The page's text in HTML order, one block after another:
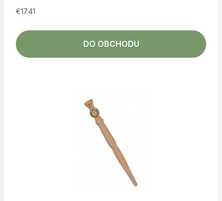
€17.41
DO OBCHODU